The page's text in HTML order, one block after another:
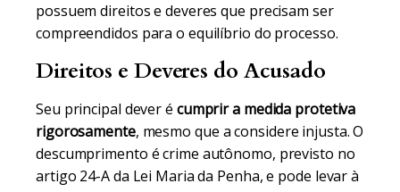
possuem direitos e deveres que precisam ser
compreendidos para o equilíbrio do processo.
Direitos e Deveres do Acusado
Seu principal dever é cumprir a medida protetiva
rigorosamente, mesmo que a considere injusta. O
descumprimento é crime autônomo, previsto no
artigo 24-A da Lei Maria da Penha, e pode levar à